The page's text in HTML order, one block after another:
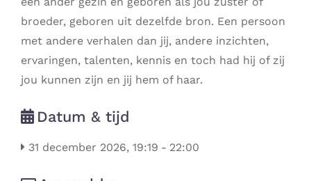
broeder, geboren uit dezelfde bron. Een persoon
met andere verhalen dan jij, andere inzichten,
ervaringen, talenten, kennis en toch had hij of zij
jou kunnen zijn en jij hem of haar.
Datum & tijd
31 december 2026, 19:19 - 22:00